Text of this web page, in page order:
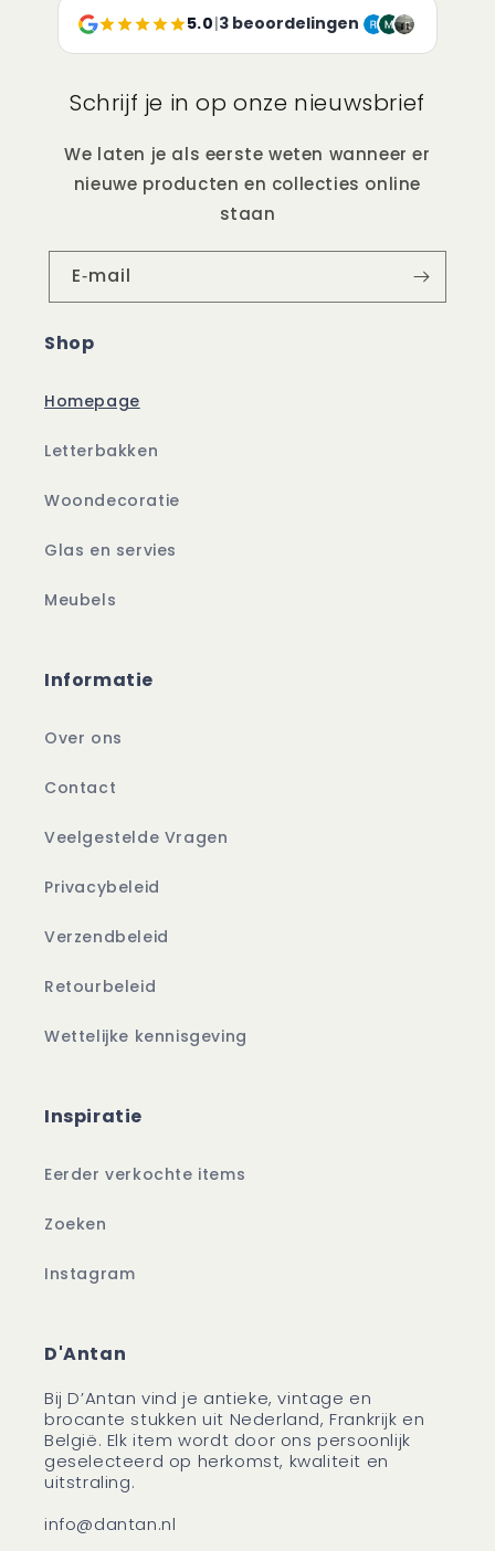
5.0|3 beoordelingen
Schrijf je in op onze nieuwsbrief
We laten je als eerste weten wanneer er
nieuwe producten en collecties online
staan
E‑mail
Shop
Homepage
Letterbakken
Woondecoratie
Glas en servies
Meubels
Informatie
Over ons
Contact
Veelgestelde Vragen
Privacybeleid
Verzendbeleid
Retourbeleid
Wettelijke kennisgeving
Inspiratie
Eerder verkochte items
Zoeken
Instagram
D'Antan
Bij D’Antan vind je antieke, vintage en
brocante stukken uit Nederland, Frankrijk en
België. Elk item wordt door ons persoonlijk
geselecteerd op herkomst, kwaliteit en
uitstraling.
info@dantan.nl